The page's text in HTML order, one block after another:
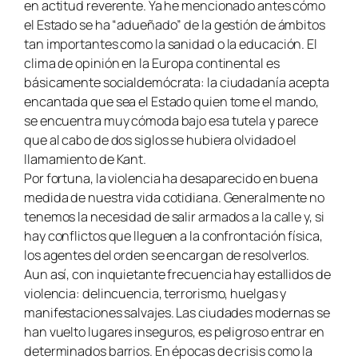
en actitud reverente. Ya he mencionado antes cómo
el Estado se ha “adueñado” de la gestión de ámbitos
tan importantes como la sanidad o la educación. El
clima de opinión en la Europa continental es
básicamente socialdemócrata: la ciudadanía acepta
encantada que sea el Estado quien tome el mando,
se encuentra muy cómoda bajo esa tutela y parece
que al cabo de dos siglos se hubiera olvidado el
llamamiento de Kant.
Por fortuna, la violencia ha desaparecido en buena
medida de nuestra vida cotidiana. Generalmente no
tenemos la necesidad de salir armados a la calle y, si
hay conflictos que lleguen a la confrontación física,
los agentes del orden se encargan de resolverlos.
Aun así, con inquietante frecuencia hay estallidos de
violencia: delincuencia, terrorismo, huelgas y
manifestaciones salvajes. Las ciudades modernas se
han vuelto lugares inseguros, es peligroso entrar en
determinados barrios. En épocas de crisis como la